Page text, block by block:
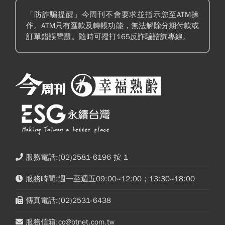
「防詐騙提醒」今周刊不會要求並指示您至ATM操
作。ATM只有匯款及轉帳功能，無法解除分期付款或
訂單錯誤問題。隨時可撥打165反詐騙諮詢專線。
服務電話:(02)2581-6196 按 1
服務時間:週一至週五09:00~12:00；13:30~18:00
傳真電話:(02)2531-6438
服務信箱:cc@btnet.com.tw